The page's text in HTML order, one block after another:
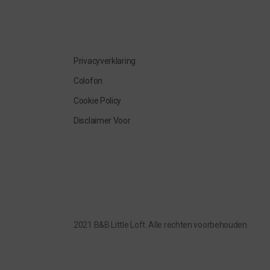
Privacyverklaring
Colofon
Cookie Policy
Disclaimer Voor
2021 B&B Little Loft. Alle rechten voorbehouden.